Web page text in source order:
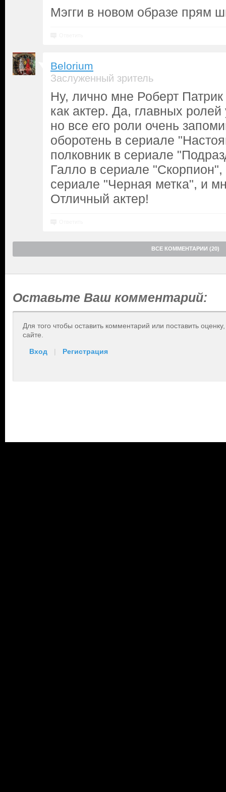
Мэгги в новом образе прям
Belorium
Заслуженный зритель
Ну, лично мне Роберт
как актер. Да, главных
но все его роли очень
оборотень в сериале
полковник в сериале
Галло в сериале
сериале "Черная метка", и
Отличный актер!
ВСЕ КОММЕНТАРИИ (20)
Оставьте Ваш комментарий:
Для того чтобы оставить комментарий или поставить
сайте.
Вход | Регистрация